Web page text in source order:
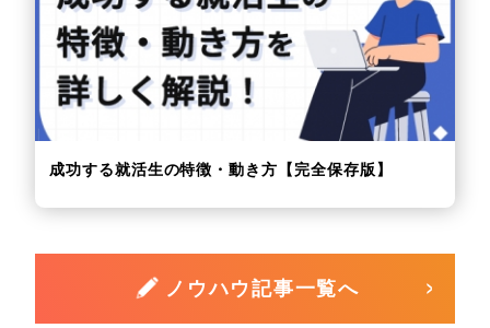
成功する就活生の特徴・動き方【完全保存版】
ノウハウ記事一覧へ